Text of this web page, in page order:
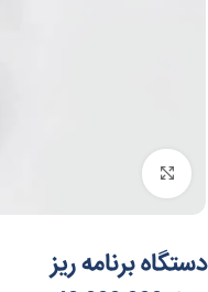
برای بزرگنمایی کلیک کنید
دستگاه برنامه ریز